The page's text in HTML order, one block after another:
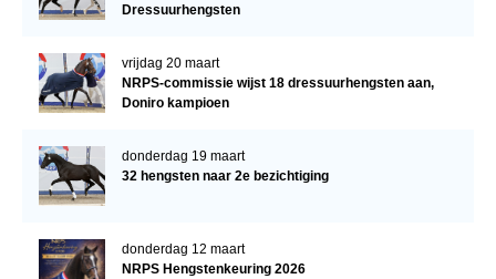
Dressuurhengsten
vrijdag 20 maart
NRPS-commissie wijst 18 dressuurhengsten aan,
Doniro kampioen
donderdag 19 maart
32 hengsten naar 2e bezichtiging
donderdag 12 maart
NRPS Hengstenkeuring 2026